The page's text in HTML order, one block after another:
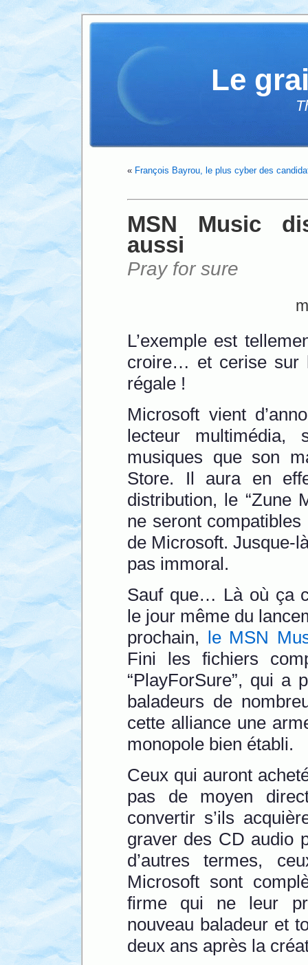
Le
« François Bayrou, le plus cyber des
MSN Music
aussi
Pray for sure
L’exemple est
croire… et cerise sur
régale !
Microsoft vient
lecteur multimédia,
musiques que son
Store. Il aura en
distribution, le “Zune
ne seront compatibles
de Microsoft. Jusque-
pas immoral.
Sauf que… Là où ça
le jour même du
prochain, le MSN
Fini les fichiers
“PlayForSure”, qui a
baladeurs de
cette alliance une
monopole bien établi.
Ceux qui auront
pas de moyen
convertir s’ils
graver des CD audio
d’autres termes,
Microsoft sont
firme qui ne leur
nouveau baladeur et
deux ans après la